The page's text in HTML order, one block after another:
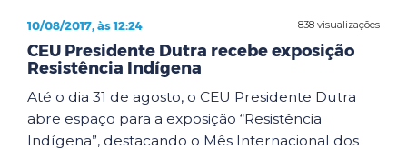
838 visualizações
10/08/2017, às 12:24
CEU Presidente Dutra recebe exposição
Resistência Indígena
Até o dia 31 de agosto, o CEU Presidente Dutra
abre espaço para a exposição “Resistência
Indígena”, destacando o Mês Internacional dos